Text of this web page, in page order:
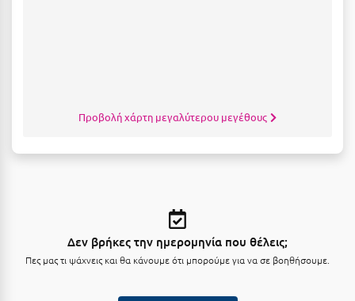
Κως
Προβολή χάρτη μεγαλύτερου μεγέθους
Δεν βρήκες την ημερομηνία που θέλεις;
Πες μας τι ψάχνεις και θα κάνουμε ότι μπορούμε για να σε βοηθήσουμε.